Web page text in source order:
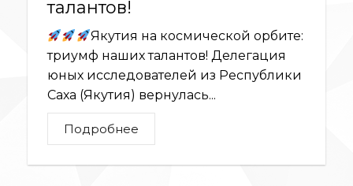
талантов!
Якутия на космической орбите:
триумф наших талантов! Делегация
юных исследователей из Республики
Саха (Якутия) вернулась...
Подробнее